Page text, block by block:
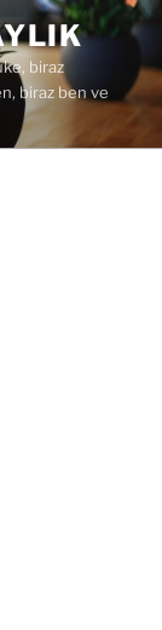
biraz
biraz ben ve